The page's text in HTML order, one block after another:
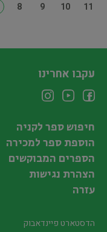
8 9 10
11
עקבו אחרינו
חיפוש ספר לקניה
הוספת ספר למכירה
הספרים המבוקשים
הצהרת נגישות
עזרה
הדסטארט פיינדאבוק